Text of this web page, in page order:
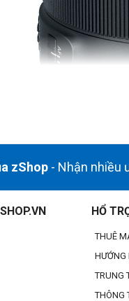
zShop - Nhận nhiều
HỔ
THUÊ
HƯỚNG
TRUNG
THÔNG